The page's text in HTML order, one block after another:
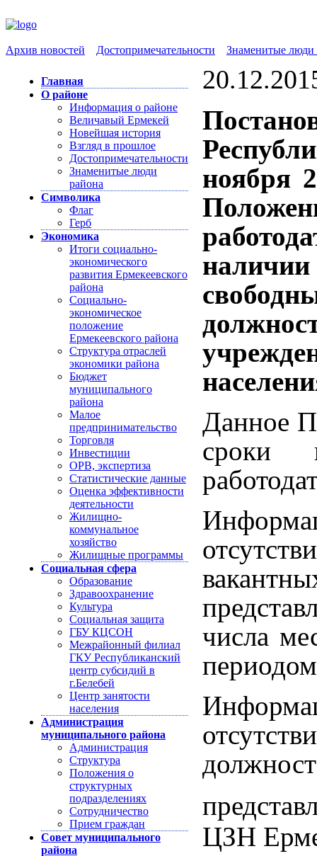
Архив новостей Достопримечательности Знаменитые люди
Главная
О районе
Информация о районе
Величавый Ермекей
Новейшая история
Взгляд в прошлое
Достопримечательности
Знаменитые люди
района
Символика
Флаг
Герб
Экономика
Итоги социально-
экономического
развития Ермекеевского
района
Социально-
экономическое
положение
Ермекеевского района
Структура отраслей
экономики района
Бюджет
муниципального
района
Малое
предпринимательство
Торговля
Инвестиции
ОРВ, экспертиза
Статистические данные
Оценка эффективности
деятельности
Жилищно-
коммунальное
хозяйство
Жилищные программы
Социальная сфера
Образование
Здравоохранение
Культура
Социальная защита
ГБУ КЦСОН
Межрайонный филиал
ГКУ Республиканский
центр субсидий в
г.Белебей
Центр занятости
населения
Администрация
муниципального района
Администрация
Структура
Положения о
структурных
подразделениях
Сотрудничество
Прием граждан
Совет муниципального
района
ноября
Данное
сроки
числа
ЦЗН